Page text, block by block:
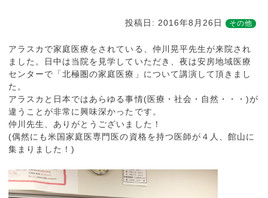
投稿日: 2016年8月26日 その他
アラスカで家庭医療をされている、仲川晃平先生が来院され
ました。日中は当院を見学していただき、夜は安房地域医療
センターで「北極圏の家庭医療」について講演して頂きまし
た。
アラスカと日本ではあらゆる事情(医療・社会・自然・・・)が
違うことが非常に興味深かったです。
仲川先生、ありがとうございました！
(偶然にも米国家庭医専門医の資格を持つ医師が４人、館山に
集まりました！)